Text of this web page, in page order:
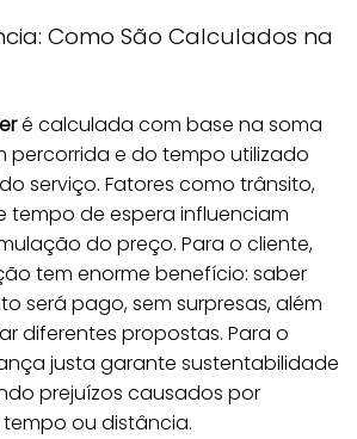
Como São Calculados na
é calculada com base na soma
percorrida e do tempo utilizado
serviço. Fatores como trânsito,
tempo de espera influenciam
do preço. Para o cliente,
tem enorme benefício: saber
será pago, sem surpresas, além
diferentes propostas. Para o
justa garante sustentabilidade
prejuízos causados por
ou distância.